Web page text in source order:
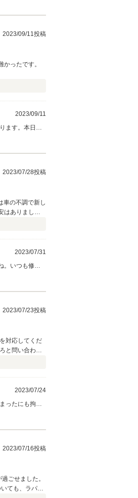
2023/09/11投稿
ったです。
2023/09/11
ます。本日も
2023/07/28投稿
車の不調で新し
はありました
ただき、満足
2023/07/31
。いつも修理
すよう、よろ
2023/07/23投稿
対応してくだ
と問い合わせ
2023/07/24
ったにも拘わ
2023/07/16投稿
ごせました。
ても、ラパン